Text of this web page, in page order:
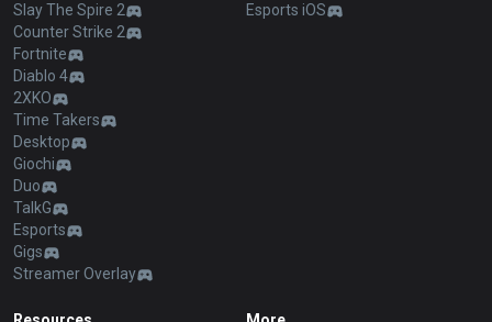
Slay The Spire 2
Counter Strike 2
Fortnite
Diablo 4
2XKO
Time Takers
Desktop
Giochi
Duo
TalkG
Esports
Gigs
Streamer Overlay
Esports iOS